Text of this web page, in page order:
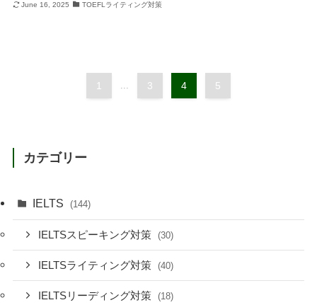
June 16, 2025 TOEFLライティング対策
1 3 4 5
カテゴリー
IELTS (144)
IELTSスピーキング対策 (30)
IELTSライティング対策 (40)
IELTSリーディング対策 (18)